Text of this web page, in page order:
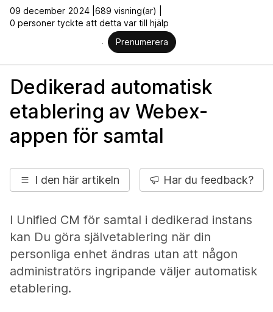
09 december 2024 | 689 visning(ar) |
0 personer tyckte att detta var till hjälp
Prenumerera
Dedikerad automatisk
etablering av Webex-
appen för samtal
I den här artikeln Har du feedback?
I Unified CM för samtal i dedikerad instans
kan Du göra självetablering när din
personliga enhet ändras utan att någon
administratörs ingripande väljer automatisk
etablering.